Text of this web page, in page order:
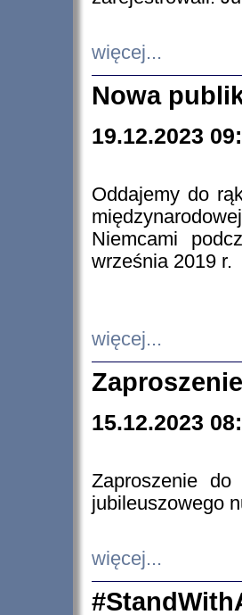
więcej...
Nowa
19.12.2023
Oddajemy do
Niemcami
września 2019 r.
więcej...
15.12.2023
Zaproszenie do
jubileuszowego
więcej...